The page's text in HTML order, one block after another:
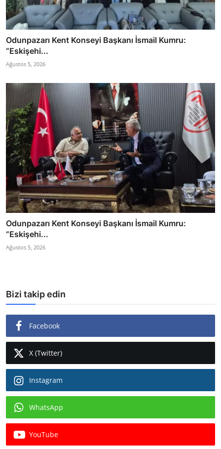
Odunpazarı Kent Konseyi Başkanı İsmail Kumru:
“Eskişehi...
Ağustos 5, 2026
Odunpazarı Kent Konseyi Başkanı İsmail Kumru:
“Eskişehi...
Ağustos 5, 2026
Bizi takip edin
Facebook
X (Twitter)
Instagram
WhatsApp
YouTube